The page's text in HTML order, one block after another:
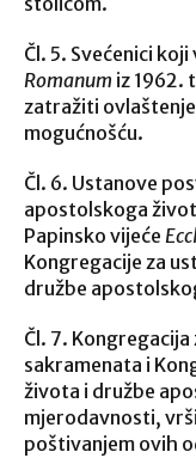
Čl. 5. Svećenici
Romanum iz 1962.
zatražiti
mogućnošću.
Čl. 6. Ustanove
apostolskoga
Papinsko vijeće
Kongregacije za
družbe
Čl. 7.
sakramenata i
života i družbe
mjerodavnosti,
poštivanjem ovih